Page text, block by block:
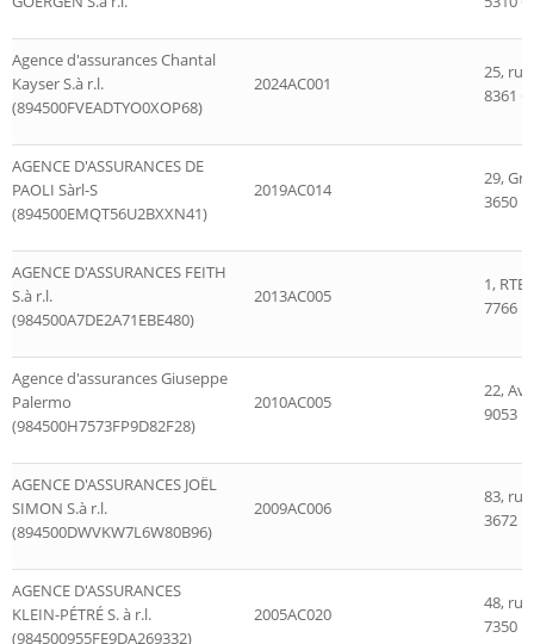
Agence d'assurances Chantal
Kayser S.à r.l.
(894500FVEADTYO0XOP68)
2024AC001
25,
8361
AGENCE D'ASSURANCES DE
PAOLI Sàrl-S
(894500EMQT56U2BXXN41)
2019AC014
29,
3650
AGENCE D'ASSURANCES FEITH
S.à r.l.
(984500A7DE2A71EBE480)
2013AC005
1, RTE
7766
Agence d'assurances Giuseppe
Palermo
(984500H7573FP9D82F28)
2010AC005
22,
9053
AGENCE D'ASSURANCES JOËL
SIMON S.à r.l.
(894500DWVKW7L6W80B96)
2009AC006
83,
3672
AGENCE D'ASSURANCES
KLEIN-PÉTRÉ S. à r.l.
(984500955FE9DA269332)
2005AC020
48,
7350